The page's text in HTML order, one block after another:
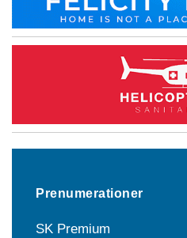
Prenumerationer
SK Premium